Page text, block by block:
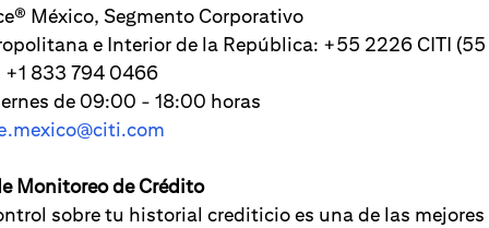
Segmento Corporativo
e Interior de la República: +55 2226 CITI (55
794 0466
de 09:00 - 18:00 horas
Monitoreo de Crédito
sobre tu historial crediticio es una de las mejores